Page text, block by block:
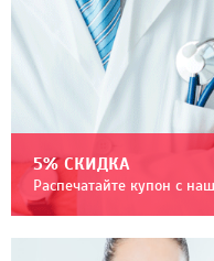
5% СКИДКА
Распечатайте купон с